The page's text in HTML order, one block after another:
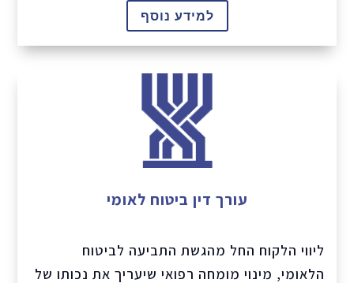
למידע נוסף
עורך דין ביטוח לאומי
ליווי הלקוח החל מהגשת התביעה לביטוח
הלאומי, מינוי מומחה רפואי שיעריך את נכותו של